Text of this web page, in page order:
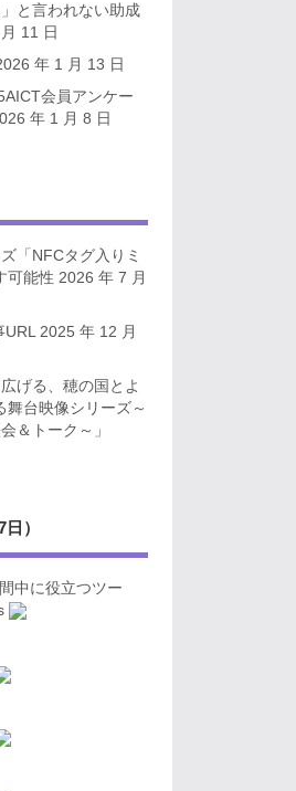
と言われない助成
11 日
年 1 月 13 日
会員アンケー
年 1 月 8 日
「NFCタグ入りミ
可能性 2026 年 7 月
URL 2025 年 12 月
げる、穂の国とよ
舞台映像シリーズ～
＆トーク～」
）
中に役立つツー